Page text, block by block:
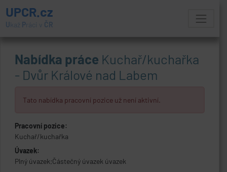
UPCR.cz
U kaž Práci v ČR
Nabídka práce Kuchař/kuchařka
- Dvůr Králové nad Labem
Tato nabídka pracovní pozice už není aktivní.
Pracovní pozice:
Kuchař/kuchařka
Úvazek:
Plný úvazek;Částečný úvazek úvazek